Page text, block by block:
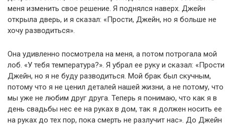
меня изменить свое решение. Я поднялся наверх. Джейн
открыла дверь, и я сказал: «Прости, Джейн, но я больше не
хочу разводиться».
Она удивленно посмотрела на меня, а потом потрогала мой
лоб. «У тебя температура?». Я убрал ее руку и сказал: «Прости
Джейн, но я не буду разводиться. Мой брак был скучным,
потому что я не ценил деталей нашей жизни, а не потому, что
мы уже не любим друг друга. Теперь я понимаю, что как я в
день свадьбы нес ее на руках в дом, так я должен носить ее
на руках до тех пор, пока смерть не разлучит нас». До Джейн